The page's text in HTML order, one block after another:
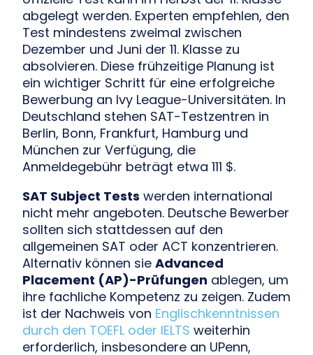
abgelegt werden. Experten empfehlen, den
Test mindestens zweimal zwischen
Dezember und Juni der 11. Klasse zu
absolvieren. Diese frühzeitige Planung ist
ein wichtiger Schritt für eine erfolgreiche
Bewerbung an Ivy League-Universitäten. In
Deutschland stehen SAT-Testzentren in
Berlin, Bonn, Frankfurt, Hamburg und
München zur Verfügung, die
Anmeldegebühr beträgt etwa 111 $.
SAT Subject Tests werden international
nicht mehr angeboten. Deutsche Bewerber
sollten sich stattdessen auf den
allgemeinen SAT oder ACT konzentrieren.
Alternativ können sie Advanced
Placement (AP)-Prüfungen ablegen, um
ihre fachliche Kompetenz zu zeigen. Zudem
ist der Nachweis von Englischkenntnissen
durch den TOEFL oder IELTS weiterhin
erforderlich, insbesondere an UPenn,